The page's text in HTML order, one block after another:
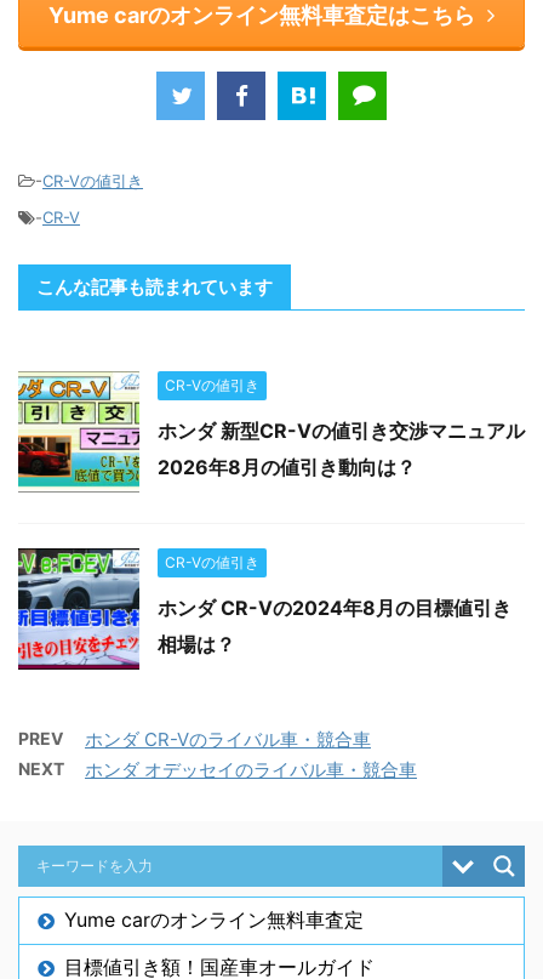
Yume carのオンライン無料車査定はこちら
-CR-Vの値引き
-CR-V
こんな記事も読まれています
CR-Vの値引き
ホンダ 新型CR-Vの値引き交渉マニュアル
2026年8月の値引き動向は？
CR-Vの値引き
ホンダ CR-Vの2024年8月の目標値引き
相場は？
PREV ホンダ CR-Vのライバル車・競合車
NEXT ホンダ オデッセイのライバル車・競合車
Yume carのオンライン無料車査定
目標値引き額！国産車オールガイド